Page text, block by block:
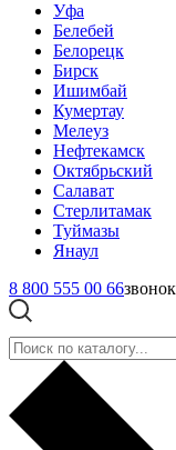
Уфа
Белебей
Белорецк
Бирск
Ишимбай
Кумертау
Мелеуз
Нефтекамск
Октябрьский
Салават
Стерлитамак
Туймазы
Янаул
8 800 555 00 66